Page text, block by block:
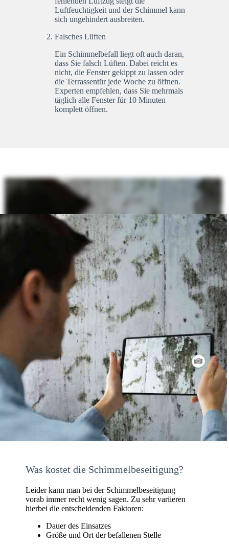
Luftfeuchtigkeit und der Schimmel kann
sich ungehindert ausbreiten.
Falsches Lüften
Ein Schimmelbefall liegt oft auch daran,
dass Sie falsch Lüften. Dabei reicht es
nicht, die Fenster gekippt zu lassen oder
die Terrassentür jede Woche zu öffnen.
Experten empfehlen, dass Sie mehrmals
täglich alle Fenster für 10 Minuten
komplett öffnen.
Was kostet die Schimmelbeseitigung?
Leider kann man bei der Schimmelbeseitigung
vorab immer recht wenig sagen. Zu sehr variieren
hierbei die entscheidenden Faktoren:
Dauer des Einsatzes
Größe und Ort der befallenen Stelle